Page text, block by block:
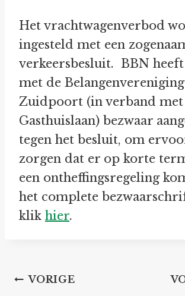
Het vrachtwagenverbod
ingesteld met een
verkeersbesluit. BBN heeft
met de Belangenvereniging
Zuidpoort (in verband met
Gasthuislaan) bezwaar
tegen het besluit, om
zorgen dat er op korte
een ontheffingsregeling
het complete
klik hier.
Bericht
VORIGE